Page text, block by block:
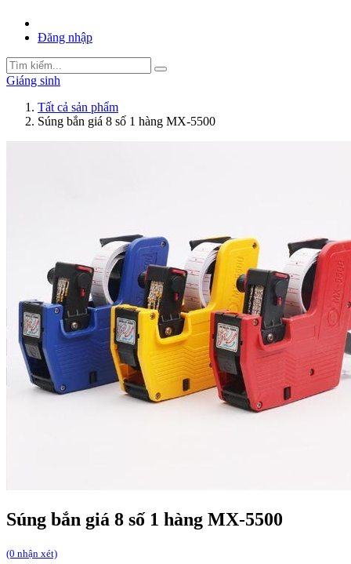
Đăng nhập
Giáng sinh
Tất cả sản phẩm
Súng bắn giá 8 số 1 hàng MX-5500
Súng bắn giá 8 số 1 hàng MX-5500
(0 nhận xét)